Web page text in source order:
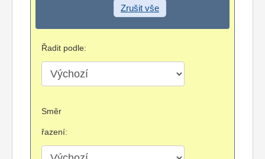
Zrušit vše
Řadit podle:
Směr
řazení: